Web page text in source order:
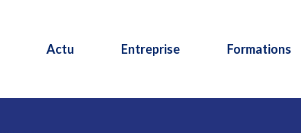
Actu Entreprise Formations